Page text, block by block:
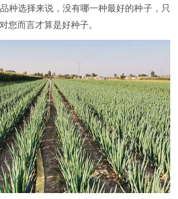
种选择来说，没有哪一种最好的种子，只
您而言才算是好种子。